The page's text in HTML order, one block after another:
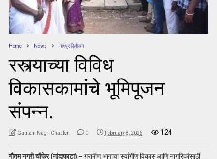
Home News नागपुर डिवीजन
रस्त्याच्या विविध
विकासकामांचे भूमिपूजन
संपन्न.
Gautam Nagri Chaufer 0 February 8, 2026 124
गौतम नगरी चौफेर (नांदाफाटा) – ग्रामीण भागाचा सर्वांगीण विकास आणि नागरिकांसाठी